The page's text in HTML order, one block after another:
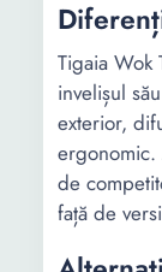
Tigaia Wok
invelișul
exterior,
ergonomic.
de
față de